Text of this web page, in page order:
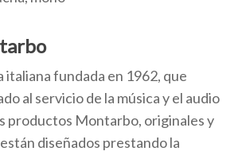
italiana fundada en 1962, que
al servicio de la música y el audio
productos Montarbo, originales y
diseñados prestando la